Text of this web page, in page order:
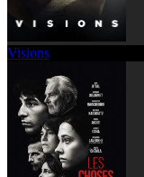
Visions